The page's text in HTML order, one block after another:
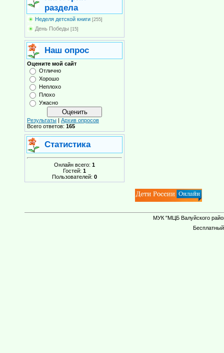
раздела
Неделя детской книги [255]
День Победы [15]
Наш опрос
Оцените мой сайт
Отлично
Хорошо
Неплохо
Плохо
Ужасно
Результаты | Архив опросов
Всего ответов: 165
Статистика
Онлайн всего: 1
Гостей: 1
Пользователей: 0
МУК "МЦБ Валуйского